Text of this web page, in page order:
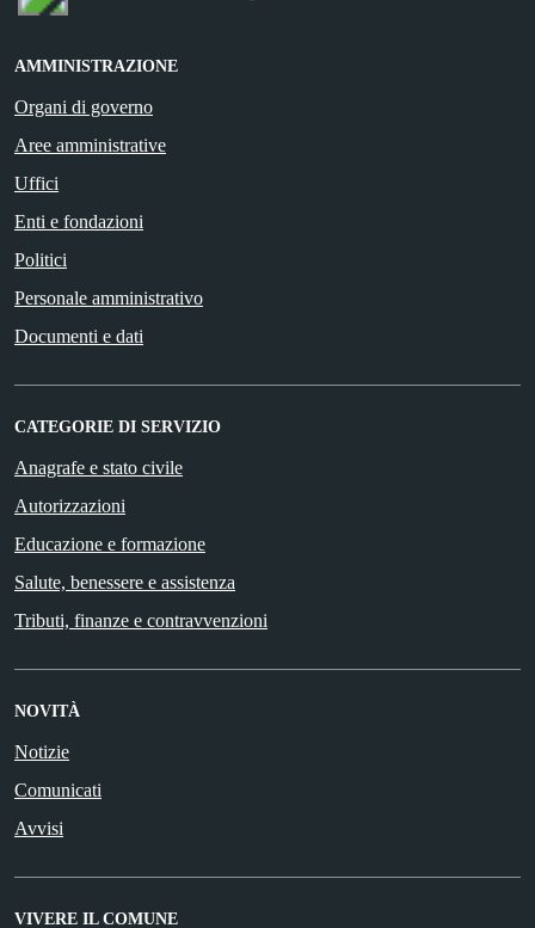
AMMINISTRAZIONE
Organi di governo
Aree amministrative
Uffici
Enti e fondazioni
Politici
Personale amministrativo
Documenti e dati
CATEGORIE DI SERVIZIO
Anagrafe e stato civile
Autorizzazioni
Educazione e formazione
Salute, benessere e assistenza
Tributi, finanze e contravvenzioni
NOVITÀ
Notizie
Comunicati
Avvisi
VIVERE IL COMUNE